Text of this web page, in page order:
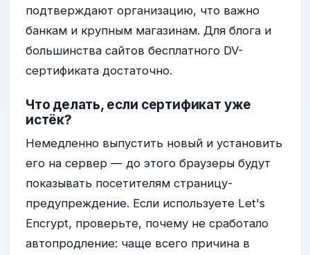
подтверждают организацию, что важно
банкам и крупным магазинам. Для блога и
большинства сайтов бесплатного DV-
сертификата достаточно.
Что делать, если сертификат уже
истёк?
Немедленно выпустить новый и установить
его на сервер — до этого браузеры будут
показывать посетителям страницу-
предупреждение. Если используете Let's
Encrypt, проверьте, почему не сработало
автопродление: чаще всего причина в